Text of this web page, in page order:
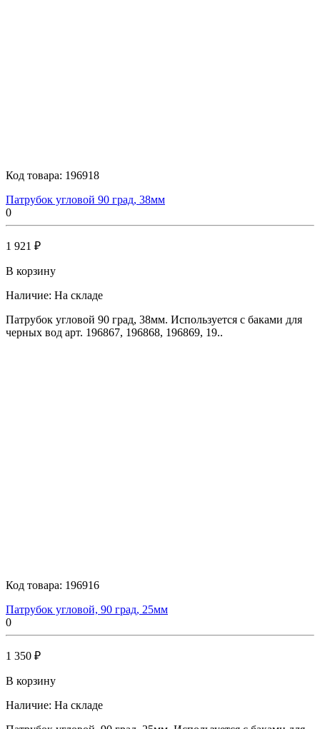
Код товара: 196918
Патрубок угловой 90 град, 38мм
0
1 921 ₽
В корзину
Наличие: На складе
Патрубок угловой 90 град, 38мм. Используется с баками для
черных вод арт. 196867, 196868, 196869, 19..
Код товара: 196916
Патрубок угловой, 90 град, 25мм
0
1 350 ₽
В корзину
Наличие: На складе